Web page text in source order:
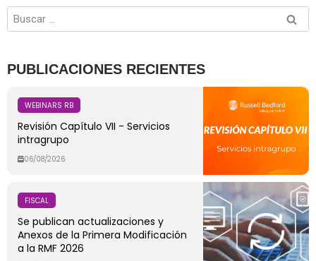
PUBLICACIONES RECIENTES
WEBINARS RB
Revisión Capítulo VII - Servicios
intragrupo
06/08/2026
FISCAL
Se publican actualizaciones y
Anexos de la Primera Modificación
a la RMF 2026